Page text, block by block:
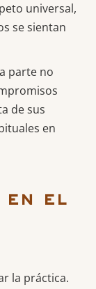
universal,
se sientan
parte no
de sus
en
en el
la práctica.